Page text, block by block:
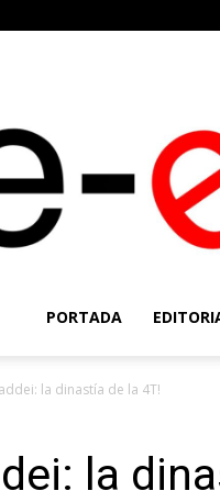
PORTADA
la dinastía de la 4T!
la